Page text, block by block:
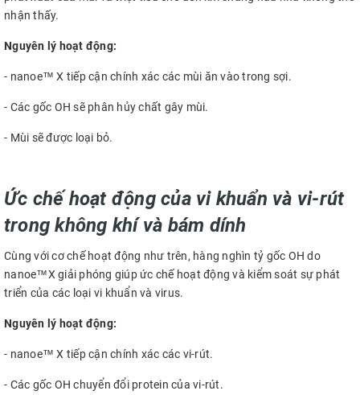
nhận thấy.
Nguyên lý hoạt động:
- nanoe™ X tiếp cận chính xác các mùi ăn vào trong sợi.
- Các gốc OH sẽ phân hủy chất gây mùi.
- Mùi sẽ được loại bỏ.
Ức chế hoạt động của vi khuẩn và vi-rút
trong không khí và bám dính
Cùng với cơ chế hoạt động như trên, hàng nghìn tỷ gốc OH do
nanoe™X giải phóng giúp ức chế hoạt động và kiểm soát sự phát
triển của các loại vi khuẩn và virus.
Nguyên lý hoạt động:
- nanoe™ X tiếp cận chính xác các vi-rút.
- Các gốc OH chuyển đổi protein của vi-rút.